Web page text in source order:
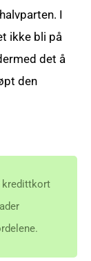
I
ikke bli på
det å
den
kredittkort